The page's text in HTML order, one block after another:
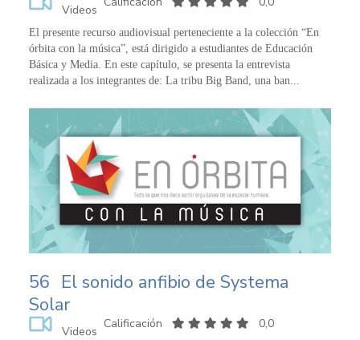
Videos
El presente recurso audiovisual perteneciente a la colección “En
órbita con la música”, está dirigido a estudiantes de Educación
Básica y Media. En este capítulo, se presenta la entrevista
realizada a los integrantes de: La tribu Big Band, una ban...
56 El sonido anfibio de Systema
Solar
Videos
Calificación 0,0